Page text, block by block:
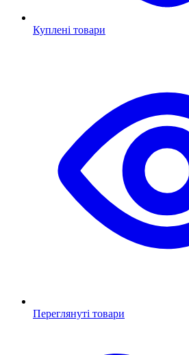
Куплені товари
Переглянуті товари